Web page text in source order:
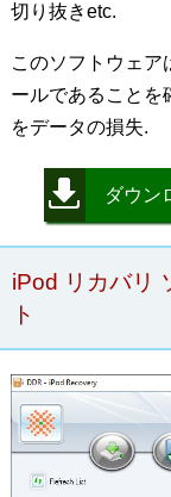
切り抜きetc.
このソフトウェア
ールであることを
をデータの損失.
ダウン
iPod リカバリ
ト